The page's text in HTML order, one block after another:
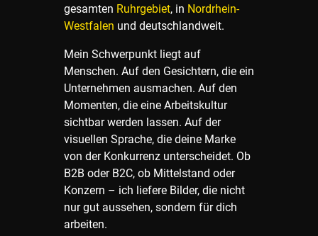
gesamten Ruhrgebiet, in Nordrhein-
Westfalen und deutschlandweit.
Mein Schwerpunkt liegt auf
Menschen. Auf den Gesichtern, die ein
Unternehmen ausmachen. Auf den
Momenten, die eine Arbeitskultur
sichtbar werden lassen. Auf der
visuellen Sprache, die deine Marke
von der Konkurrenz unterscheidet. Ob
B2B oder B2C, ob Mittelstand oder
Konzern – ich liefere Bilder, die nicht
nur gut aussehen, sondern für dich
arbeiten.